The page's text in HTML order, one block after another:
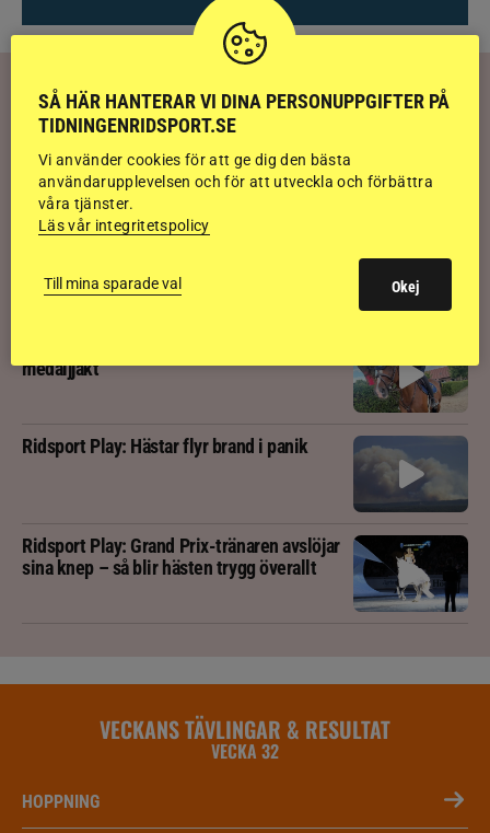
RIDSPORT PLAY
kunde inte komma
medaljjakt
Ridsport Play: Hästar flyr brand i panik
Ridsport Play: Grand Prix-tränaren avslöjar
sina knep – så blir hästen trygg överallt
VECKANS TÄVLINGAR & RESULTAT
VECKA 32
HOPPNING
SÅ HÄR HANTERAR VI DINA PERSONUPPGIFTER PÅ
TIDNINGENRIDSPORT.SE
Vi använder cookies för att ge dig den bästa
användarupplevelsen och för att utveckla och förbättra
våra tjänster.
Läs vår integritetspolicy
Till mina sparade val Okej